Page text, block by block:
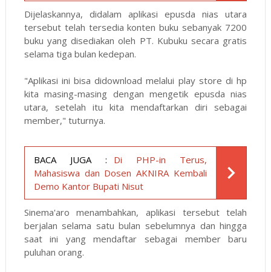
Dijelaskannya, didalam aplikasi epusda nias utara
tersebut telah tersedia konten buku sebanyak 7200
buku yang disediakan oleh PT. Kubuku secara gratis
selama tiga bulan kedepan.
"Aplikasi ini bisa didownload melalui play store di hp
kita masing-masing dengan mengetik epusda nias
utara, setelah itu kita mendaftarkan diri sebagai
member," tuturnya.
BACA JUGA :
Di PHP-in Terus,
Mahasiswa dan Dosen AKNIRA Kembali
Demo Kantor Bupati Nisut
Sinema'aro menambahkan, aplikasi tersebut telah
berjalan selama satu bulan sebelumnya dan hingga
saat ini yang mendaftar sebagai member baru
puluhan orang.